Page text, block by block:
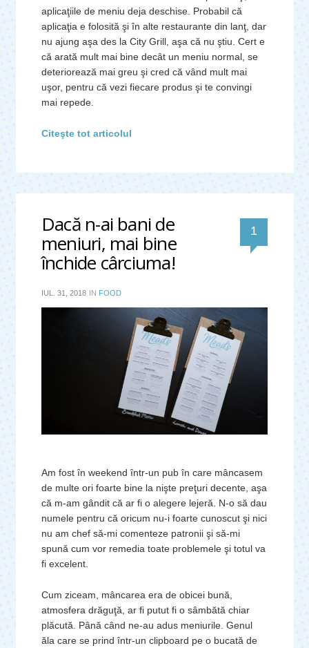
aplicaţiile de meniu deja deschise. Probabil că
aplicaţia e folosită şi în alte restaurante din lanţ, dar
nu ajung aşa des la City Grill, aşa că nu ştiu. Cert e
că arată mult mai bine decât un meniu normal, se
deteriorează mai greu şi cred că vând mult mai
uşor, pentru că vezi fiecare produs şi te convingi
mai repede.
Citeşte tot articolul
Dacă n-ai bani de
meniuri, mai bine
închide cârciuma!
1
IUL. 31, 2018 IN FOOD
Am fost în weekend într-un pub în care mâncasem
de multe ori foarte bine la nişte preţuri decente, aşa
că m-am gândit că ar fi o alegere lejeră. N-o să dau
numele pentru că oricum nu-i foarte cunoscut şi nici
nu am chef să-mi comenteze patronii şi să-mi
spună cum vor remedia toate problemele şi totul va
fi excelent.
Cum ziceam, mâncarea era de obicei bună,
atmosfera drăguţă, ar fi putut fi o sâmbătă chiar
plăcută. Până când ne-au adus meniurile. Genul
ăla care se prind într-un clipboard pe o bucată de